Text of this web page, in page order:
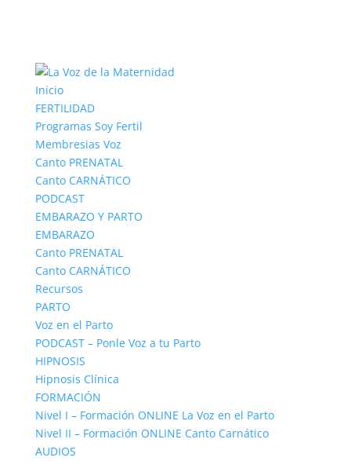
Inicio
FERTILIDAD
Programas Soy Fertil
Membresias Voz
Canto PRENATAL
Canto CARNÁTICO
PODCAST
EMBARAZO Y PARTO
EMBARAZO
Canto PRENATAL
Canto CARNÁTICO
Recursos
PARTO
Voz en el Parto
PODCAST – Ponle Voz a tu Parto
HIPNOSIS
Hipnosis Clínica
FORMACIÓN
Nivel I – Formación ONLINE La Voz en el Parto
Nivel II – Formación ONLINE Canto Carnático
AUDIOS